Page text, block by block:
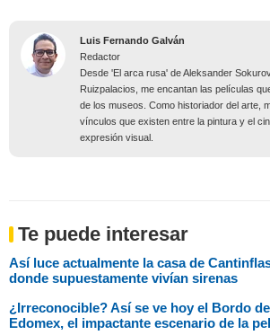
Luis Fernando Galván
Redactor
Desde 'El arca rusa' de Aleksander
Ruizpalacios, me encantan las películas
de los museos. Como historiador del arte,
vínculos que existen entre la pintura y el
expresión visual.
Te puede interesar
Así luce actualmente la casa de
donde supuestamente vivían sirenas
¿Irreconocible? Así se ve hoy el Bordo
Edomex, el impactante escenario de la